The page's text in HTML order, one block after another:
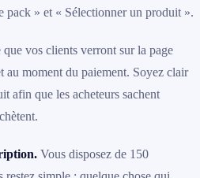
pack » et « Sélectionner un produit ».
que vos clients verront sur la page
au moment du paiement. Soyez clair
afin que les acheteurs sachent
Vous disposez de 150